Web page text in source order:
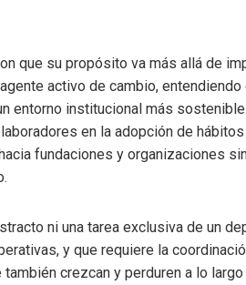
que su propósito va más allá de
activo de cambio,
entorno institucional más
en la adopción de
fundaciones y organizaciones
ni una tarea exclusiva de un
y que requiere la
crezcan y perduren a lo